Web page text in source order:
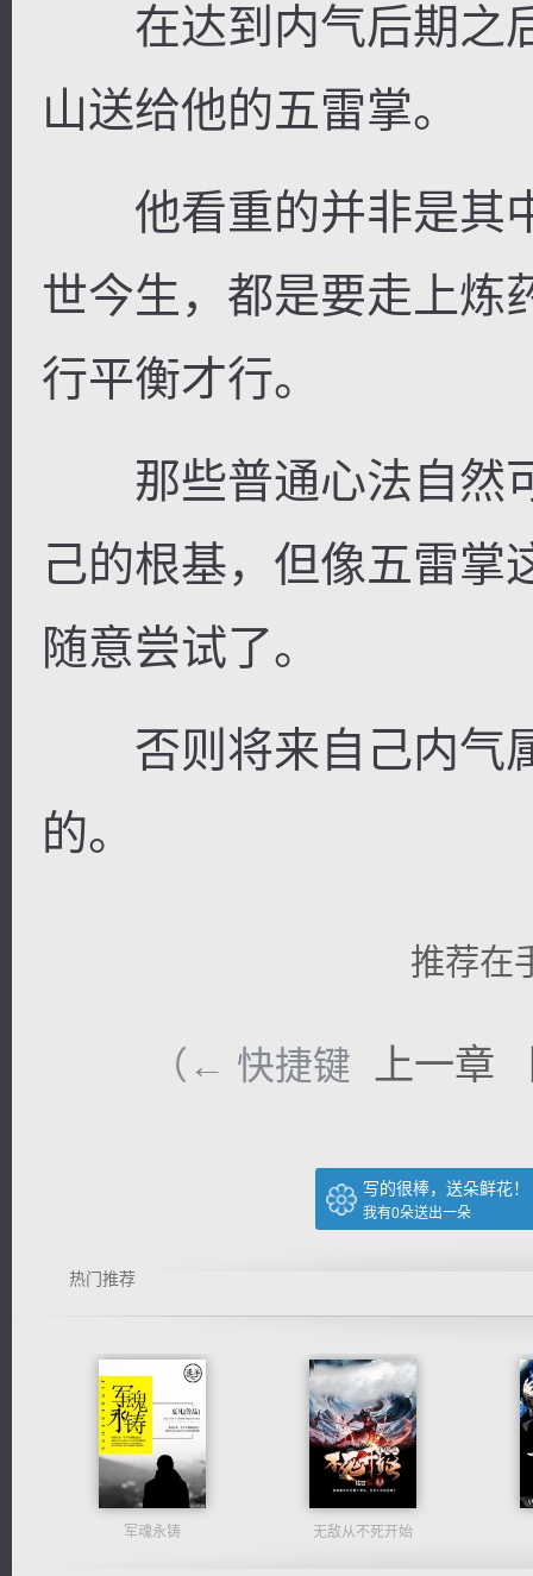
在达到内气后期之
山送给他的五雷掌。
他看重的并非是其
世今生，都是要走上炼
行平衡才行。
那些普通心法自然
己的根基，但像五雷掌
随意尝试了。
否则将来自己内气
的。
推荐在
（← 快捷键 上一章
写的很棒，送朵鲜花！
我有0朵送出一朵
热门推荐
军魂永铸 无敌从不死开始